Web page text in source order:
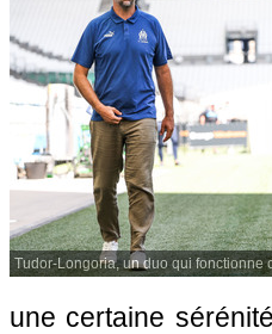
Tudor-Longoria, un duo qui fonctionne
une certaine